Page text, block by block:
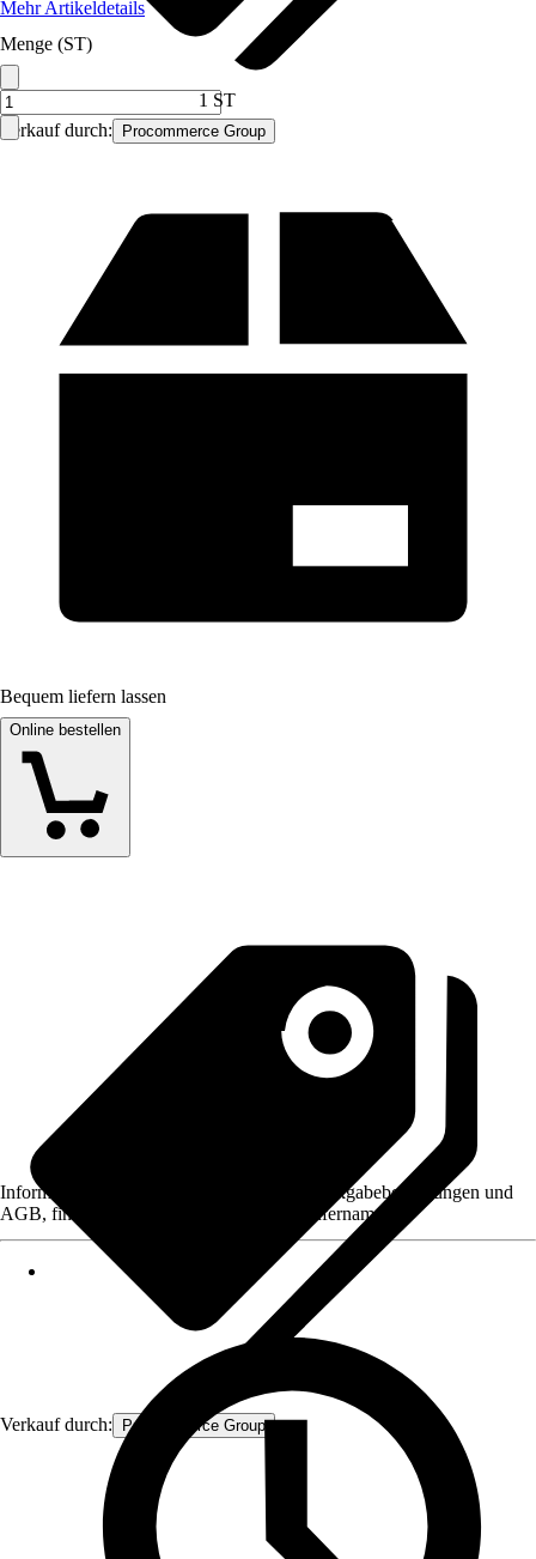
Verkauf durch: Procommerce Group
Mehr Artikeldetails
Menge (ST)
1 ST
Bequem liefern lassen
Online bestellen
Verkauf durch: Procommerce Group
Informationen des Verkäufers, wie z. B. Rückgabebedingungen und
AGB, finden Sie bei Klick auf den Verkäufernamen.